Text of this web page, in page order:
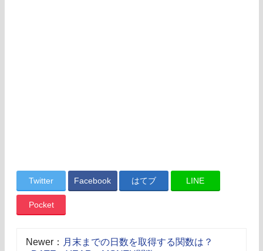
Twitter Facebook はてブ LINE
Pocket
Newer： 月末までの日数を取得する関数は？